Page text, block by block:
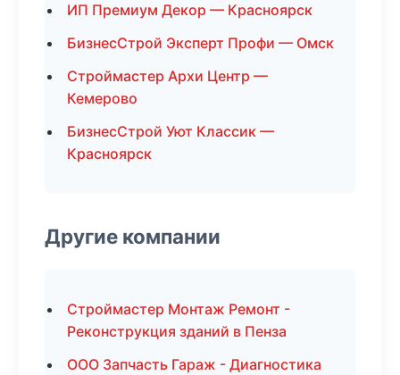
ИП Премиум Декор — Красноярск
БизнесСтрой Эксперт Профи — Омск
Строймастер Архи Центр —
Кемерово
БизнесСтрой Уют Классик —
Красноярск
Другие компании
Строймастер Монтаж Ремонт -
Реконструкция зданий в Пенза
ООО Запчасть Гараж - Диагностика